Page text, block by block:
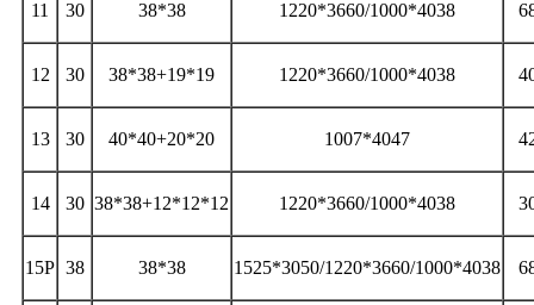
11 30 38*38 1220*3660/1000*4038
12 30 38*38+19*19 1220*3660/1000*4038
13 30 40*40+20*20 1007*4047
14 30 38*38+12*12*12 1220*3660/1000*4038
15P 38 38*38 1525*3050/1220*3660/1000*4038